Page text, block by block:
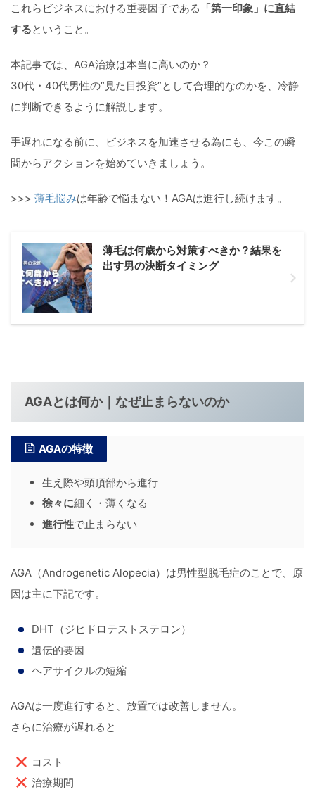
これらビジネスにおける重要因子である 「第一印象」に直結
するということ。
本記事では、AGA治療は本当に高いのか？
30代・40代男性の“見た目投資”として合理的なのかを、冷静
に判断できるように解説します。
手遅れになる前に、ビジネスを加速させる為にも、今この瞬
間からアクションを始めていきましょう。
>>> 薄毛悩みは年齢で悩まない！AGAは進行し続けます。
薄毛は何歳から対策すべきか？結果を
出す男の決断タイミング
AGAとは何か｜なぜ止まらないのか
AGAの特徴
生え際や頭頂部から進行
徐々に細く・薄くなる
進行性で止まらない
AGA（Androgenetic Alopecia）は男性型脱毛症のことで、原
因は主に下記です。
DHT（ジヒドロテストステロン）
遺伝的要因
ヘアサイクルの短縮
AGAは一度進行すると、放置では改善しません。
さらに治療が遅れると
コスト
治療期間